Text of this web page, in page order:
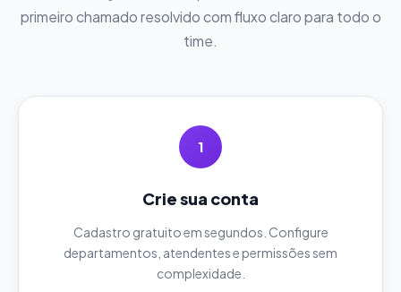
primeiro chamado resolvido com fluxo claro para todo o
time.
1
Crie sua conta
Cadastro gratuito em segundos. Configure
departamentos, atendentes e permissões sem
complexidade.